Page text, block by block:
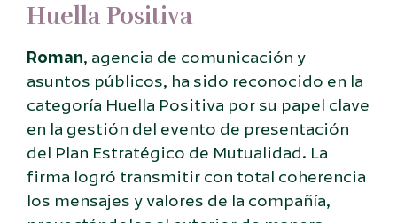
Huella Positiva
Roman, agencia de comunicación y
asuntos públicos, ha sido reconocido en la
categoría Huella Positiva por su papel clave
en la gestión del evento de presentación
del Plan Estratégico de Mutualidad. La
firma logró transmitir con total coherencia
los mensajes y valores de la compañía,